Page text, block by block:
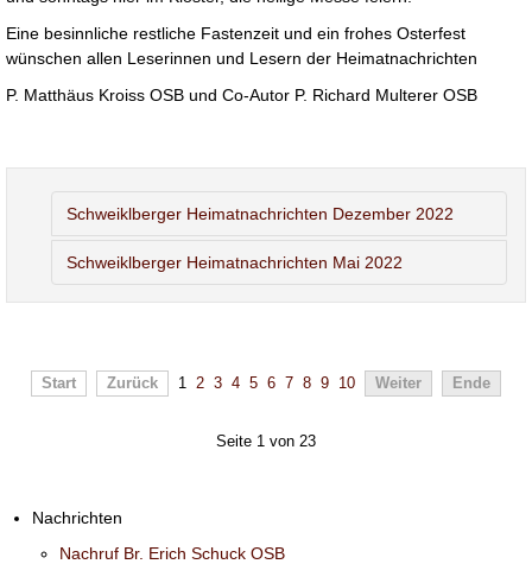
Eine besinnliche restliche Fastenzeit und ein frohes Osterfest
wünschen allen Leserinnen und Lesern der Heimatnachrichten
P. Matthäus Kroiss OSB und Co-Autor P. Richard Multerer OSB
Schweiklberger Heimatnachrichten Dezember 2022
Schweiklberger Heimatnachrichten Mai 2022
Start Zurück 1 2 3 4 5 6 7 8 9 10 Weiter Ende
Seite 1 von 23
Nachrichten
Nachruf Br. Erich Schuck OSB